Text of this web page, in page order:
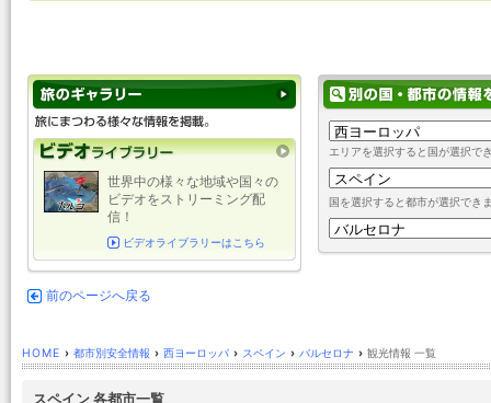
エリアを選択すると国が選択で
国を選択すると都市が選択でき
世界中の様々な地域や国々の
ビデオをストリーミング配
信！
ビデオライブラリーはこちら
前のページへ戻る
HOME › 都市別安全情報 › 西ヨーロッパ › スペイン › バルセロナ › 観光情報 一覧
スペイン 各都市一覧